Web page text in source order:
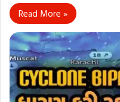
Read More »